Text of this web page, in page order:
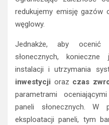
Ograniczając zależność
redukujemy emisję gazów
węglowy.
Jednakże, aby ocenić
słonecznych,
instalacji i utrzymania
inwestycji
czas
parametrami
paneli słonecznych. W